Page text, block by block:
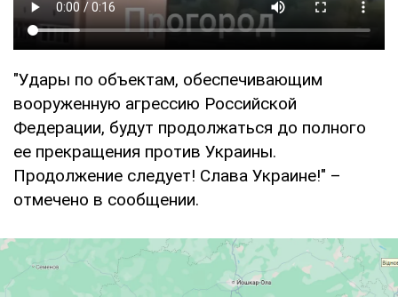
"Удары по объектам, обеспечивающим
вооруженную агрессию Российской
Федерации, будут продолжаться до полного
ее прекращения против Украины.
Продолжение следует! Слава Украине!" –
отмечено в сообщении.